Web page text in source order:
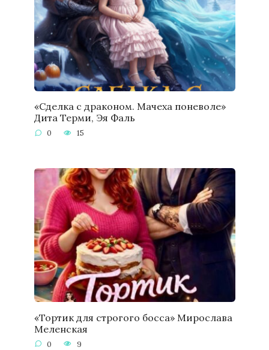
«Сделка с драконом. Мачеха поневоле»
Дита Терми, Эя Фаль
0 15
«Тортик для строгого босса» Мирослава
Меленская
0 9